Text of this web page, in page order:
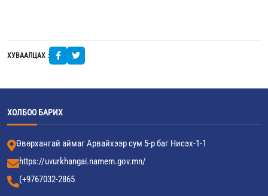
ХУВААЛЦАХ :
ХОЛБОО БАРИХ
Өвөрхангай аймаг Арвайхээр сум 5-р баг Нисэх-1-1
https://uvurkhangai.namem.gov.mn/
(+9767032-2865